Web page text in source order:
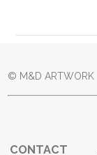
© M&D ARTWORK
CONTACT